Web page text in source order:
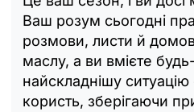
Ваш розум сьогодні
розмови, листи й
маслу, а ви вмієте
найскладнішу
користь, зберігаючи